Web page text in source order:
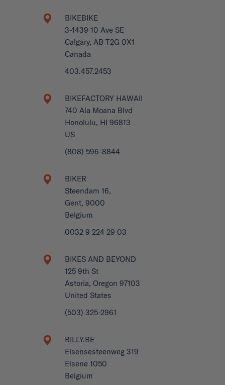
BIKEBIKE
3-1439 10 Ave SE
Calgary, AB T2G 0X1
Canada
403.457.2453
BIKEFACTORY HAWAII
740 Ala Moana Blvd
Honolulu, HI 96813
US
(808) 596-8844
BIKER
Steendam 16,
Gent, 9000
Belgium
0032 9 224 29 03
BIKES AND BEYOND
125 9th St
Astoria, Oregon 97103
United States
(503) 325-2961
BILLY.BE
Elsensesteenweg 319
Elsene 1050
Belgium